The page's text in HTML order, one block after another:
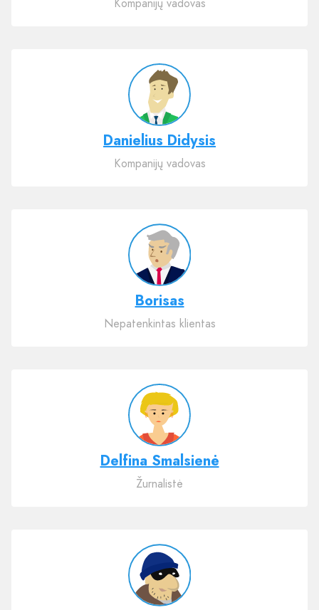
Kompanijų vadovas
Danielius Didysis
Kompanijų vadovas
Borisas
Nepatenkintas klientas
Delfina Smalsienė
Žurnalistė